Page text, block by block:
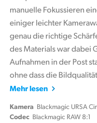
manuelle Fokussieren
einiger leichter
genau die richtige
des Materials war dabei
Aufnahmen in der Post
ohne dass die
Mehr lesen
Kamera Blackmagic URSA
Codec Blackmagic RAW 8:1